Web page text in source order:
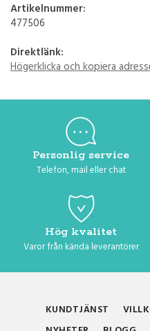
Artikelnummer:
477506
Direktlänk:
Högerklicka och kopiera
Personlig service
Telefon, mail eller chat
Hög kvalitet
Varor från kända leverantörer
KUNDTJÄNST